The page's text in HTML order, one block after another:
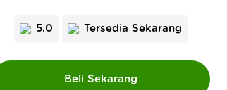
5.0 Tersedia Sekarang